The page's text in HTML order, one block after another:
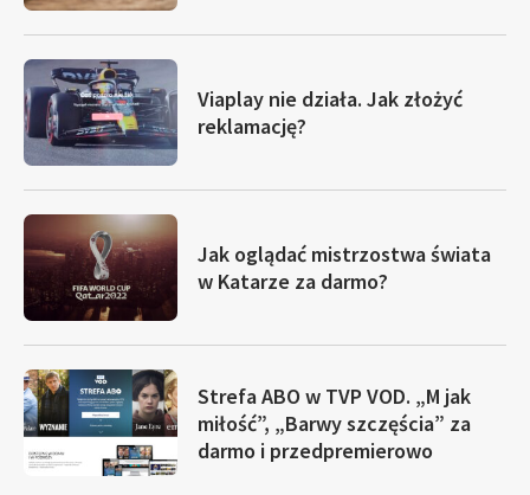
Viaplay nie działa. Jak złożyć
reklamację?
Jak oglądać mistrzostwa świata
w Katarze za darmo?
Strefa ABO w TVP VOD. „M jak
miłość”, „Barwy szczęścia” za
darmo i przedpremierowo